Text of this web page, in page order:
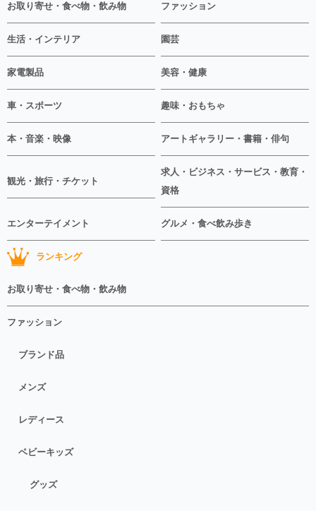
お取り寄せ・食べ物・飲み物 ファッション
生活・インテリア 園芸
家電製品 美容・健康
車・スポーツ 趣味・おもちゃ
本・音楽・映像 アートギャラリー・書籍・俳句
観光・旅行・チケット
求人・ビジネス・サービス・教育・
資格
エンターテイメント グルメ・食べ飲み歩き
ランキング
お取り寄せ・食べ物・飲み物
ファッション
ブランド品
メンズ
レディース
ベビーキッズ
グッズ